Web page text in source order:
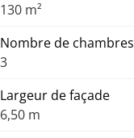
130 m²
Nombre de chambres
3
Largeur de façade
6,50 m